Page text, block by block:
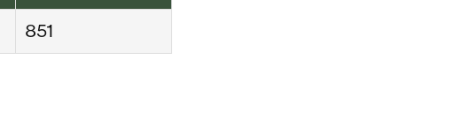
851